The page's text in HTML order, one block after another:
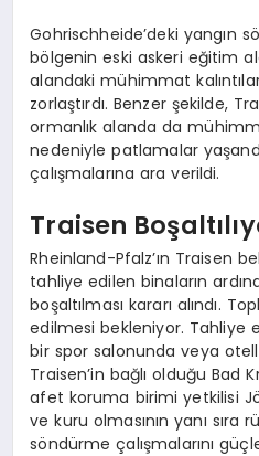
Gohrischheide’deki yangın
bölgenin eski askeri eğitim
alandaki mühimmat
zorlaştırdı. Benzer şekilde,
ormanlık alanda da
nedeniyle patlamalar
çalışmalarına ara verildi.
Traisen
Rheinland-Pfalz’ın Traisen
tahliye edilen binaların
boşaltılması kararı alındı.
edilmesi bekleniyor. Tahliye
bir spor salonunda veya
Traisen’in bağlı olduğu Bad
afet koruma birimi yetkilisi
ve kuru olmasının yanı sıra
söndürme çalışmalarını